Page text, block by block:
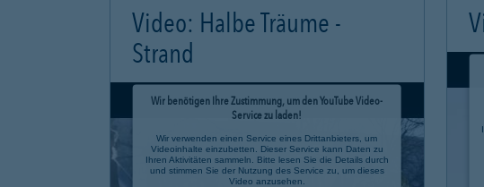
Video: Halbe Träume -
Strand
Wir benötigen Ihre Zustimmung, um den YouTube Video-
Service zu laden!
Wir verwenden einen Service eines Drittanbieters, um
Videoinhalte einzubetten. Dieser Service kann Daten zu
Ihren Aktivitäten sammeln. Bitte lesen Sie die Details durch
und stimmen Sie der Nutzung des Service zu, um dieses
Video anzusehen.